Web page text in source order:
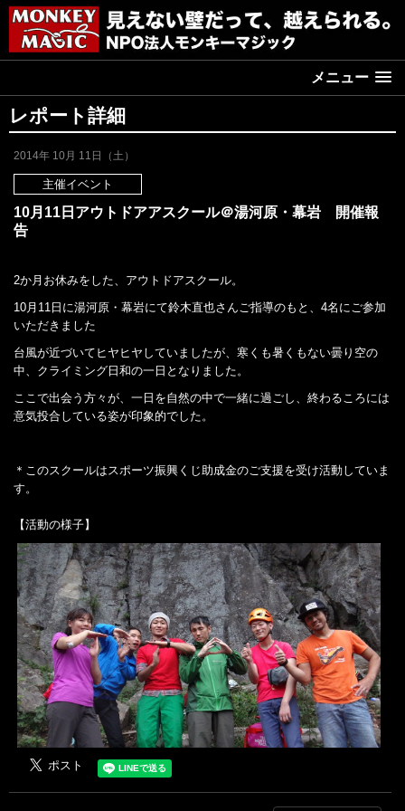
メニュー
レポート詳細
2014年 10月 11日（土）
主催イベント
10月11日アウトドアアスクール＠湯河原・幕岩 開催報
告
2か月お休みをした、アウトドアスクール。
10月11日に湯河原・幕岩にて鈴木直也さんご指導のもと、4名にご参加
いただきました
台風が近づいてヒヤヒヤしていましたが、寒くも暑くもない曇り空の
中、クライミング日和の一日となりました。
ここで出会う方々が、一日を自然の中で一緒に過ごし、終わるころには
意気投合している姿が印象的でした。
＊このスクールはスポーツ振興くじ助成金のご支援を受け活動していま
す。
【活動の様子】